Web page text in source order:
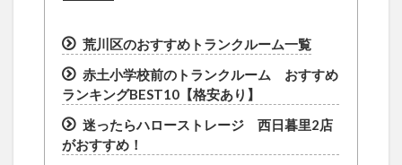
荒川区のおすすめトランクルーム一覧
赤土小学校前のトランクルーム おすすめ
ランキングBEST10【格安あり】
迷ったらハローストレージ 西日暮里2店
がおすすめ！